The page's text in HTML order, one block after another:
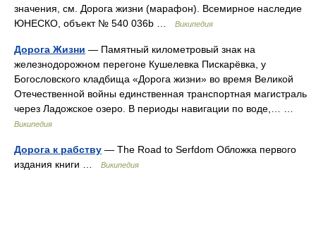
значения, см. Дорога жизни (марафон). Всемирное наследие
ЮНЕСКО, объект № 540 036b …
Википедия
Дорога Жизни — Памятный километровый знак на
железнодорожном перегоне Кушелевка Пискарёвка, у
Богословского кладбища «Дорога жизни» во время Великой
Отечественной войны единственная транспортная магистраль
через Ладожское озеро. В периоды навигации по воде,… …
Википедия
Дорога к рабству — The Road to Serfdom Обложка первого
издания книги …
Википедия